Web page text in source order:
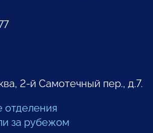
2-й Самотечный пер., д.7.
отделения
за рубежом